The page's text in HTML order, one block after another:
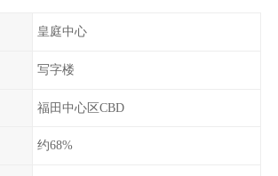
皇庭中心
写字楼
福田中心区CBD
约68%